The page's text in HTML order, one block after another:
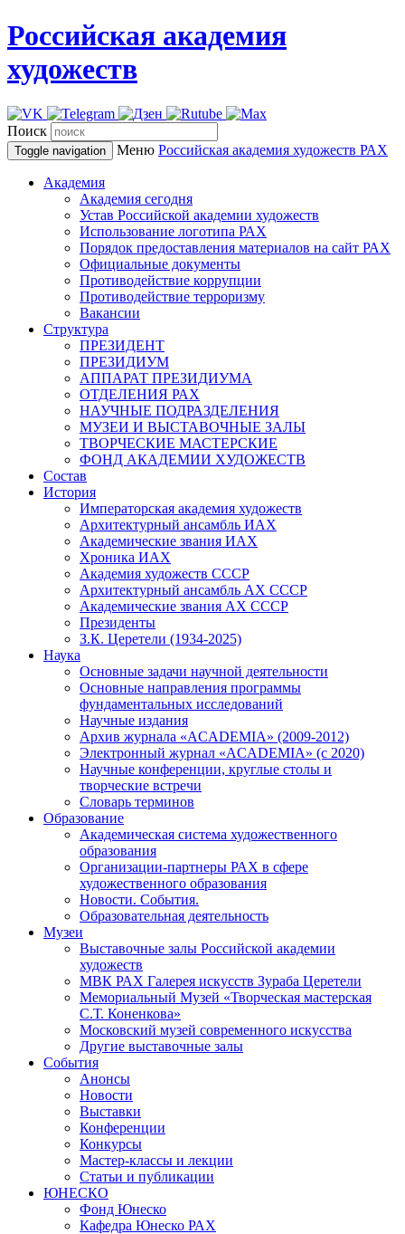
Российская академия
художеств
Поиск
Toggle navigation Меню Российская академия художеств РАХ
Академия
Академия сегодня
Устав Российской академии художеств
Использование логотипа РАХ
Порядок предоставления материалов на сайт РАХ
Официальные документы
Противодействие коррупции
Противодействие терроризму
Вакансии
Структура
ПРЕЗИДЕНТ
ПРЕЗИДИУМ
АППАРАТ ПРЕЗИДИУМА
ОТДЕЛЕНИЯ РАХ
НАУЧНЫЕ ПОДРАЗДЕЛЕНИЯ
МУЗЕИ И ВЫСТАВОЧНЫЕ ЗАЛЫ
ТВОРЧЕСКИЕ МАСТЕРСКИЕ
ФОНД АКАДЕМИИ ХУДОЖЕСТВ
Состав
История
Императорская академия художеств
Архитектурный ансамбль ИАХ
Академические звания ИАХ
Хроника ИАХ
Академия художеств СССР
Архитектурный ансамбль АХ СССР
Академические звания АХ СССР
Президенты
З.К. Церетели (1934-2025)
Наука
Основные задачи научной деятельности
Основные направления программы
фундаментальных исследований
Научные издания
Архив журнала «ACADEMIA» (2009-2012)
Электронный журнал «ACADEMIA» (с 2020)
Научные конференции, круглые столы и
творческие встречи
Словарь терминов
Образование
Академическая система художественного
образования
Организации-партнеры РАХ в сфере
художественного образования
Новости. События.
Образовательная деятельность
Музеи
Выставочные залы Российской академии
художеств
МВК РАХ Галерея искусств Зураба Церетели
Мемориальный Музей «Творческая мастерская
С.Т. Коненкова»
Московский музей современного искусства
Другие выставочные залы
События
Анонсы
Новости
Выставки
Конференции
Конкурсы
Мастер-классы и лекции
Статьи и публикации
ЮНЕСКО
Фонд Юнеско
Кафедра Юнеско РАХ